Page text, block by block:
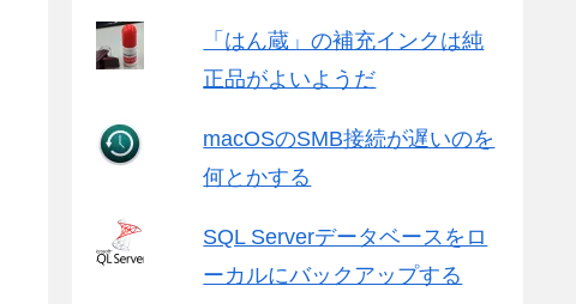
「はん蔵」の補充インクは純
正品がよいようだ
macOSのSMB接続が遅いのを
何とかする
SQL Serverデータベースをロ
ーカルにバックアップする